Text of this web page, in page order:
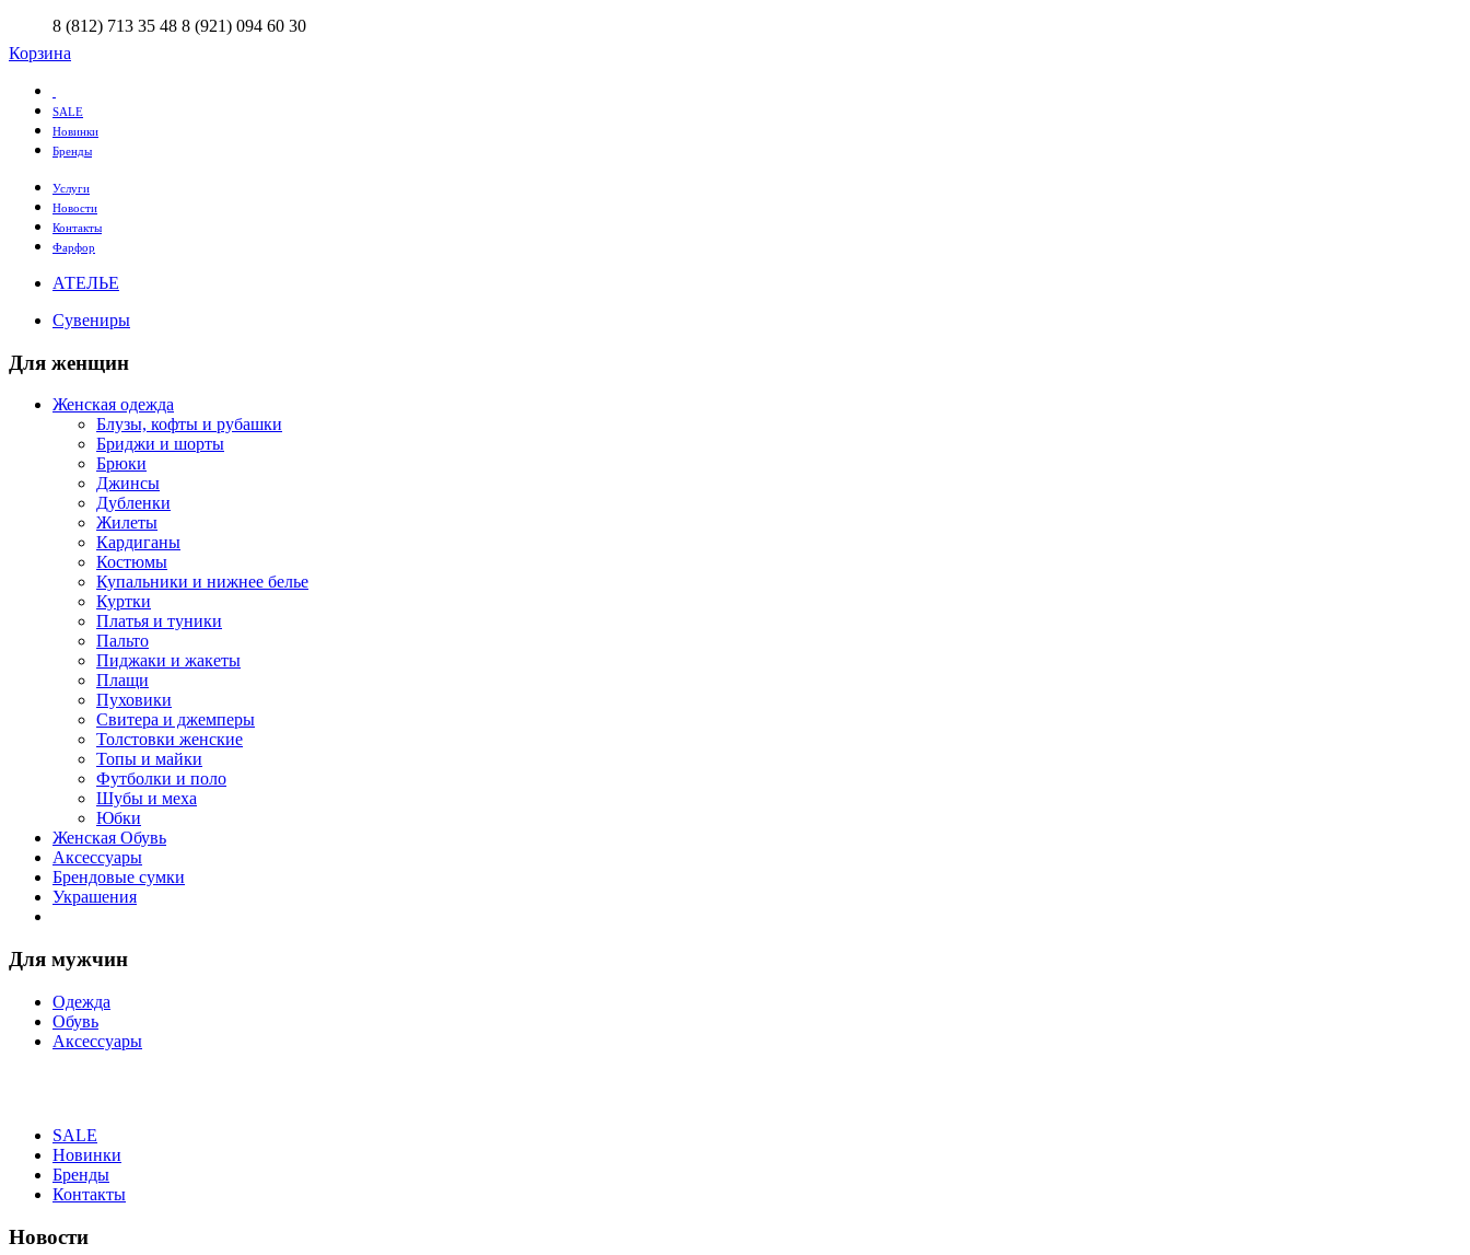
8 (812) 713 35 48 8 (921) 094 60 30
Корзина
SALE
Новинки
Бренды
Услуги
Новости
Контакты
Фарфор
АТЕЛЬЕ
Сувениры
Для женщин
Женская одежда
Блузы, кофты и рубашки
Бриджи и шорты
Брюки
Джинсы
Дубленки
Жилеты
Кардиганы
Костюмы
Купальники и нижнее белье
Куртки
Платья и туники
Пальто
Пиджаки и жакеты
Плащи
Пуховики
Свитера и джемперы
Толстовки женские
Топы и майки
Футболки и поло
Шубы и меха
Юбки
Женская Обувь
Аксессуары
Брендовые сумки
Украшения
Для мужчин
Одежда
Обувь
Аксессуары
SALE
Новинки
Бренды
Контакты
Новости